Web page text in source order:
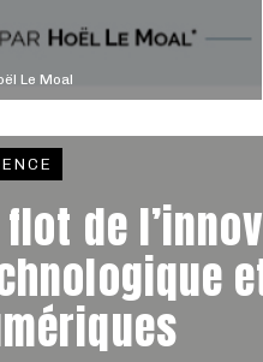
Le Moal
flot de